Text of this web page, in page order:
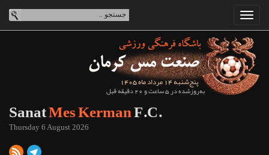
پنج‌شنبه 14 مرداد ماه 1405
به‌روزشده در 5 ساعت و 20 دقیقه قبل
SanatMes KermanF.C.
Thursday 6 August 2026